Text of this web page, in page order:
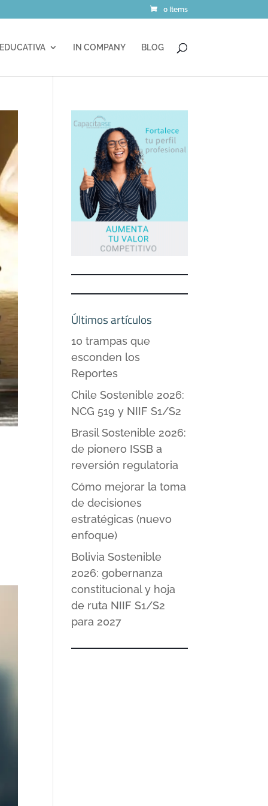
0 Items
IN COMPANY BLOG
Últimos artículos
10 trampas que
esconden los
Reportes
Chile Sostenible 2026:
NCG 519 y NIIF S1/S2
Brasil Sostenible 2026:
de pionero ISSB a
reversión regulatoria
Cómo mejorar la toma
de decisiones
estratégicas (nuevo
enfoque)
Bolivia Sostenible
2026: gobernanza
constitucional y hoja
de ruta NIIF S1/S2
para 2027